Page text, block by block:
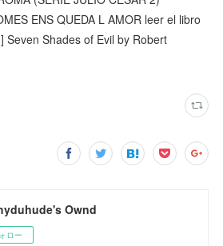
ENS QUEDA L AMOR leer el libro
Seven Shades of Evil by Robert
Ownd
ロー